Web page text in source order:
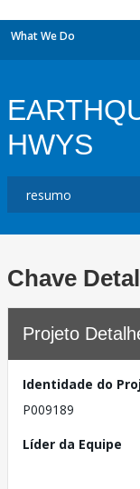
What We Do
HWYS
Chave
Projeto
Identidade do
P009189
Líder da Equipe